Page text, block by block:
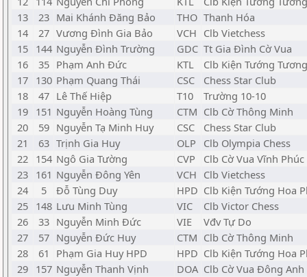
13
23 Mai Khánh Đăng Bảo THO Thanh Hóa
14
27 Vương Đình Gia Bảo VCH Clb Vietchess
15 144 Nguyễn Đình Trường GDC Tt Gia Đình Cờ Vua
16
35 Phạm Anh Đức KTL
Clb Kiện Tướng
17 130 Phạm Quang Thái CSC
Chess Star Club
18
47 Lê Thế Hiệp T10
Trường 10-10
19 151 Nguyễn Hoàng Tùng CTM Clb Cờ Thông Minh
20
59 Nguyễn Tạ Minh Huy CSC
Chess Star Club
21
63 Trịnh Gia Huy OLP
Clb Olympia Chess
22 154 Ngô Gia Tường CVP
Clb Cờ Vua Vĩnh Phúc
23 161 Nguyễn Đông Yên VCH Clb Vietchess
24
5 Đỗ Tùng Duy HPD Clb Kiện Tướng Hoa
25 148 Lưu Minh Tùng VIC
Clb Victor Chess
26
33 Nguyễn Minh Đức VIE
Vđv Tự Do
27
57 Nguyễn Đức Huy CTM Clb Cờ Thông Minh
28
61 Phạm Gia Huy HPD HPD Clb Kiện Tướng Hoa
29 157 Nguyễn Thanh Vịnh DOA Clb Cờ Vua Đông Anh